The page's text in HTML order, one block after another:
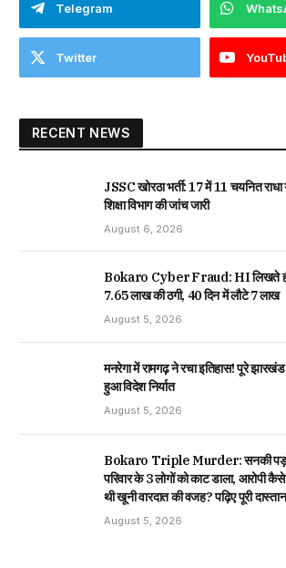
Telegram
Twitter
RECENT NEWS
JSSC खोरठा भर्ती: 17 में 11 चयनित राधा
शिक्षा विभाग की जांच जारी
August 6, 2026
Bokaro Cyber Fraud: HI लिखते ही
₹7.65 लाख की ठगी, 40 दिन में लौटे ₹7 लाख
August 5, 2026
मनरेगा में रामगढ़ ने रचा इतिहास! पूरे
हुआ विदेश निर्यात
August 5, 2026
Bokaro Triple Murder: सनकी
परिवार के 3 लोगों को काट डाला, आरोपी
थी खूनी वारदात की वजह? पढ़िए पूरी दास्तान
August 5, 2026